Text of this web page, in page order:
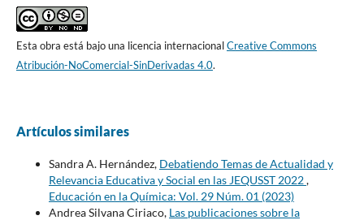
Esta obra está bajo una licencia internacionalCreative Commons
Atribución-NoComercial-SinDerivadas 4.0.
Artículos similares
Sandra A. Hernández, Debatiendo Temas de Actualidad y
Relevancia Educativa y Social en las JEQUSST 2022,
Educación en la Química: Vol. 29 Núm. 01 (2023)
Andrea Silvana Ciriaco, Las publicaciones sobre la